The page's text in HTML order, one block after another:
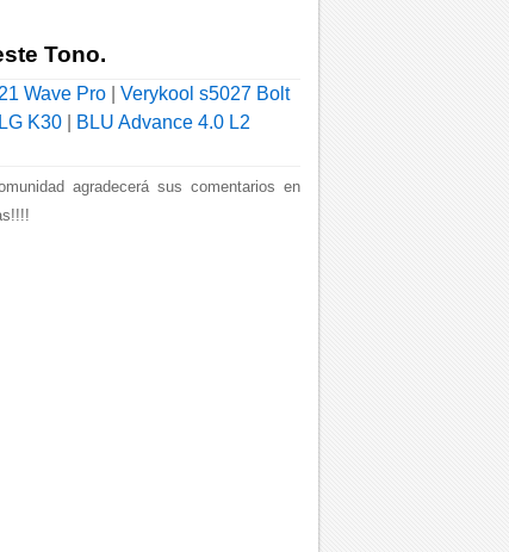
Tono.
Wave Pro| Verykool s5027 Bolt
LG K30| BLU Advance 4.0 L2
agradecerá sus comentarios en